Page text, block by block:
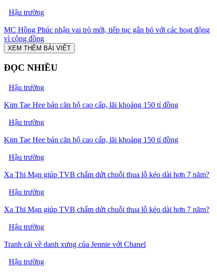
Hậu trường
MC Hồng Phúc nhận vai trò mới, tiếp tục gắn bó với các hoạt động
vì cộng đồng
XEM THÊM BÀI VIẾT
ĐỌC NHIỀU
Hậu trường
Kim Tae Hee bán căn hộ cao cấp, lãi khoảng 150 tỉ đồng
Hậu trường
Kim Tae Hee bán căn hộ cao cấp, lãi khoảng 150 tỉ đồng
Hậu trường
Xa Thi Mạn giúp TVB chấm dứt chuỗi thua lỗ kéo dài hơn 7 năm?
Hậu trường
Xa Thi Mạn giúp TVB chấm dứt chuỗi thua lỗ kéo dài hơn 7 năm?
Hậu trường
Tranh cãi về danh xưng của Jennie với Chanel
Hậu trường